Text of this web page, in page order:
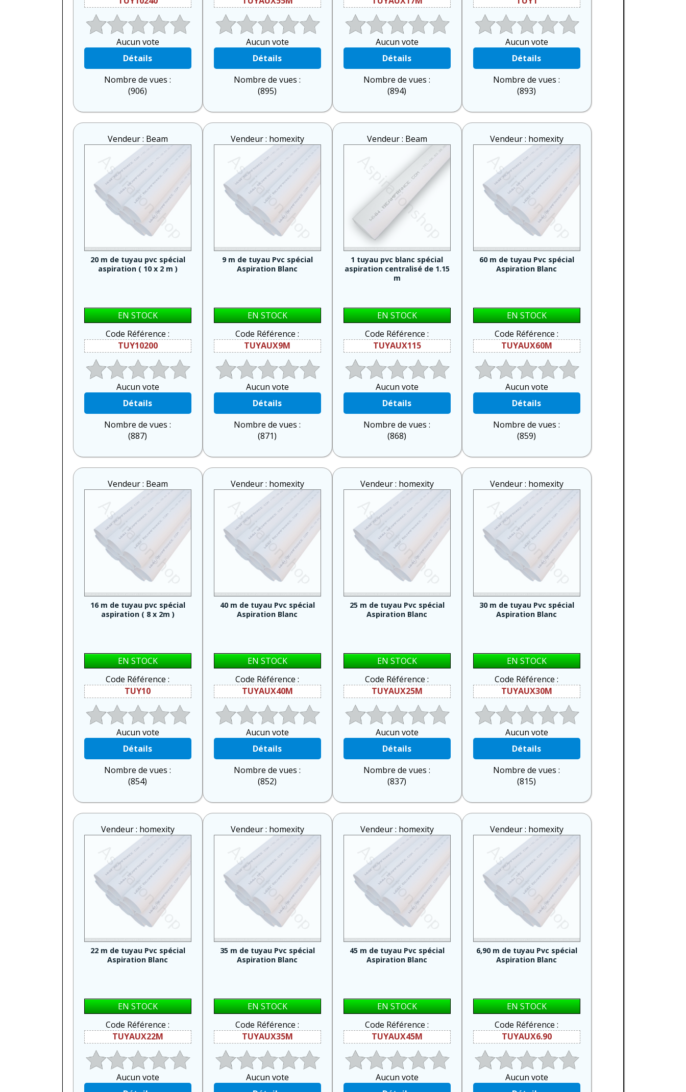
Aucun vote
Détails
Nombre de vues :
(906)
Aucun vote
Détails
Nombre de vues :
(895)
Aucun vote
Détails
Nombre de vues :
(894)
Aucun vote
Détails
Nombre de vues :
(893)
Vendeur : Beam
20 m de tuyau pvc spécial
aspiration ( 10 x 2 m )
EN STOCK
Code Référence :
TUY10200
Aucun vote
Détails
Nombre de vues :
(887)
Vendeur : homexity
9 m de tuyau Pvc spécial
Aspiration Blanc
EN STOCK
Code Référence :
TUYAUX9M
Aucun vote
Détails
Nombre de vues :
(871)
Vendeur : Beam
1 tuyau pvc blanc spécial
aspiration centralisé de 1.15
m
EN STOCK
Code Référence :
TUYAUX115
Aucun vote
Détails
Nombre de vues :
(868)
Vendeur : homexity
60 m de tuyau Pvc spécial
Aspiration Blanc
EN STOCK
Code Référence :
TUYAUX60M
Aucun vote
Détails
Nombre de vues :
(859)
Vendeur : Beam
16 m de tuyau pvc spécial
aspiration ( 8 x 2m )
EN STOCK
Code Référence :
TUY10
Aucun vote
Détails
Nombre de vues :
(854)
Vendeur : homexity
40 m de tuyau Pvc spécial
Aspiration Blanc
EN STOCK
Code Référence :
TUYAUX40M
Aucun vote
Détails
Nombre de vues :
(852)
Vendeur : homexity
25 m de tuyau Pvc spécial
Aspiration Blanc
EN STOCK
Code Référence :
TUYAUX25M
Aucun vote
Détails
Nombre de vues :
(837)
Vendeur : homexity
30 m de tuyau Pvc spécial
Aspiration Blanc
EN STOCK
Code Référence :
TUYAUX30M
Aucun vote
Détails
Nombre de vues :
(815)
Vendeur : homexity
22 m de tuyau Pvc spécial
Aspiration Blanc
EN STOCK
Code Référence :
TUYAUX22M
Aucun vote
Vendeur : homexity
35 m de tuyau Pvc spécial
Aspiration Blanc
EN STOCK
Code Référence :
TUYAUX35M
Aucun vote
Vendeur : homexity
45 m de tuyau Pvc spécial
Aspiration Blanc
EN STOCK
Code Référence :
TUYAUX45M
Aucun vote
Vendeur : homexity
6,90 m de tuyau Pvc spécial
Aspiration Blanc
EN STOCK
Code Référence :
TUYAUX6.90
Aucun vote